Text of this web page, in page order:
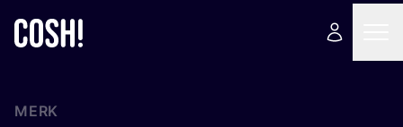
MERK